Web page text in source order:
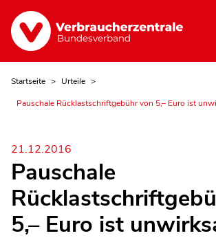
Startseite
Urteile
Pauschale Rücklastschriftgebühr von 5,– Euro ist
21.12.2016
Pauschale
5,– Euro ist